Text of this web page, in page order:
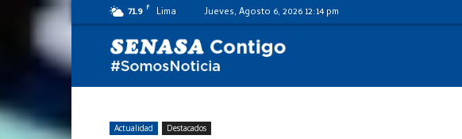
71.9 F Lima Jueves, Agosto 6, 2026 12:14 pm
Actualidad Destacados